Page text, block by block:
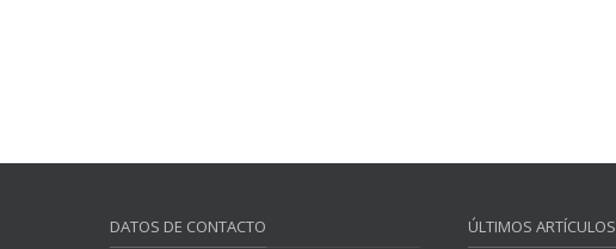
DATOS DE CONTACTO ÚLTIMOS ARTÍCULOS